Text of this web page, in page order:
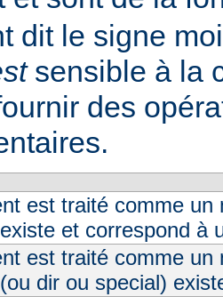
dit le signe
sensible à la
des
est traité comme un
et correspond à
est traité comme un
dir ou special)